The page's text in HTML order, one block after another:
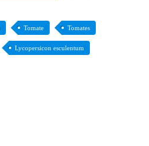
Tomate Tomates
Lycopersicon esculentum